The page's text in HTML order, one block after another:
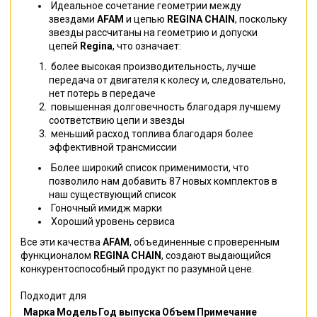
Идеальное сочетание геометрии между
звездами AFAM и цепью REGINA CHAIN, поскольку
звезды рассчитаны на геометрию и допуски
цепей Regina, что означает:
более высокая производительность, лучше
передача от двигателя к колесу и, следовательно,
нет потерь в передаче
повышенная долговечность благодаря лучшему
соответствию цепи и звезды
меньший расход топлива благодаря более
эффективной трансмиссии
Более широкий список применимости, что
позволило нам добавить 87 новых комплектов в
наш существующий список
Гоночный имидж марки
Хороший уровень сервиса
Все эти качества AFAM, объединенные с проверенным
функционалом REGINA CHAIN, создают выдающийся
конкурентоспособный продукт по разумной цене.
Подходит для
Марка Модель Год выпуска Объем Примечание